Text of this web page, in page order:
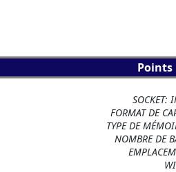
SOCKET:
FORMAT DE
TYPE DE
NOMBRE DE